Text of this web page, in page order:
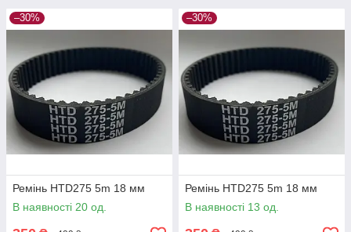
–30%
Ремінь HTD275 5m 18 мм
В наявності 20 од.
–30%
Ремінь HTD275 5m 18 мм
В наявності 13 од.